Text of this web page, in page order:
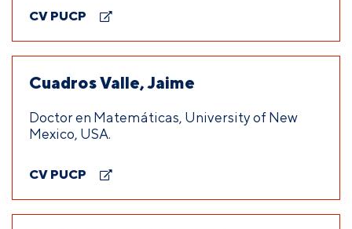
CV PUCP
Cuadros Valle, Jaime
Doctor en Matemáticas, University of New
Mexico, USA.
CV PUCP